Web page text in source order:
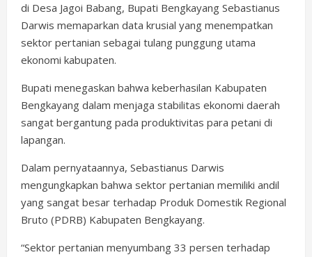
di Desa Jagoi Babang, Bupati Bengkayang Sebastianus
Darwis memaparkan data krusial yang menempatkan
sektor pertanian sebagai tulang punggung utama
ekonomi kabupaten.
Bupati menegaskan bahwa keberhasilan Kabupaten
Bengkayang dalam menjaga stabilitas ekonomi daerah
sangat bergantung pada produktivitas para petani di
lapangan.
Dalam pernyataannya, Sebastianus Darwis
mengungkapkan bahwa sektor pertanian memiliki andil
yang sangat besar terhadap Produk Domestik Regional
Bruto (PDRB) Kabupaten Bengkayang.
“Sektor pertanian menyumbang 33 persen terhadap